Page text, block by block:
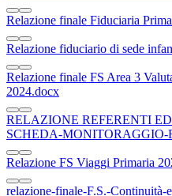
Relazione finale Fiduciaria
Relazione fiduciario di sede
Relazione finale FS Area 3
2024.docx
RELAZIONE REFERENTI
SCHEDA-MONITORAGGIO-
Relazione FS Viaggi Primaria
relazione-finale-F.S.-Continuità-